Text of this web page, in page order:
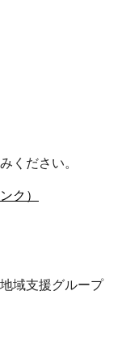
ください。
ク）
支援グループ